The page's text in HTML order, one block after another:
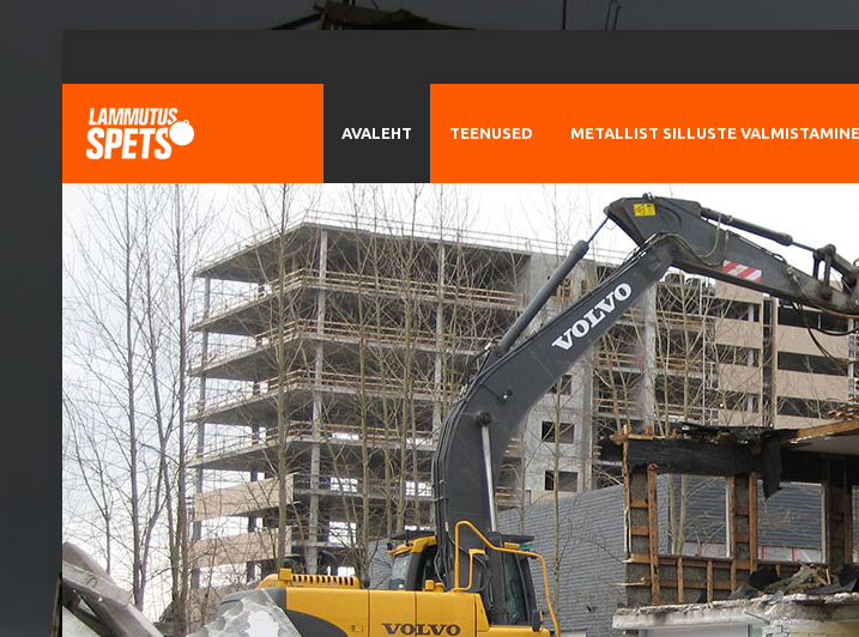
AVALEHT TEENUSED METALLIST SILLUSTE VALMISTAMINE